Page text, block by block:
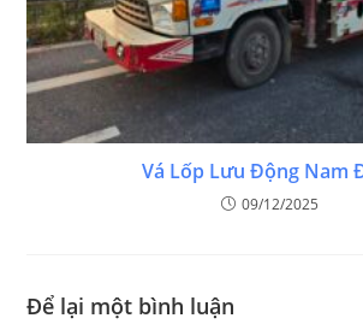
Vá Lốp Lưu Động Nam
09/12/2025
Để lại một bình luận